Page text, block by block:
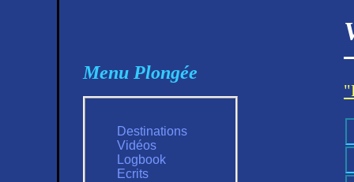
Menu Plongée
Destinations
Vidéos
Logbook
Ecrits